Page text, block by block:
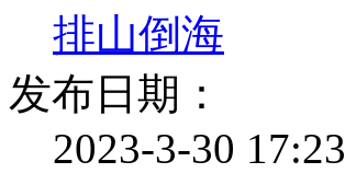
排山倒海
发布日期：
2023-3-30 17:23